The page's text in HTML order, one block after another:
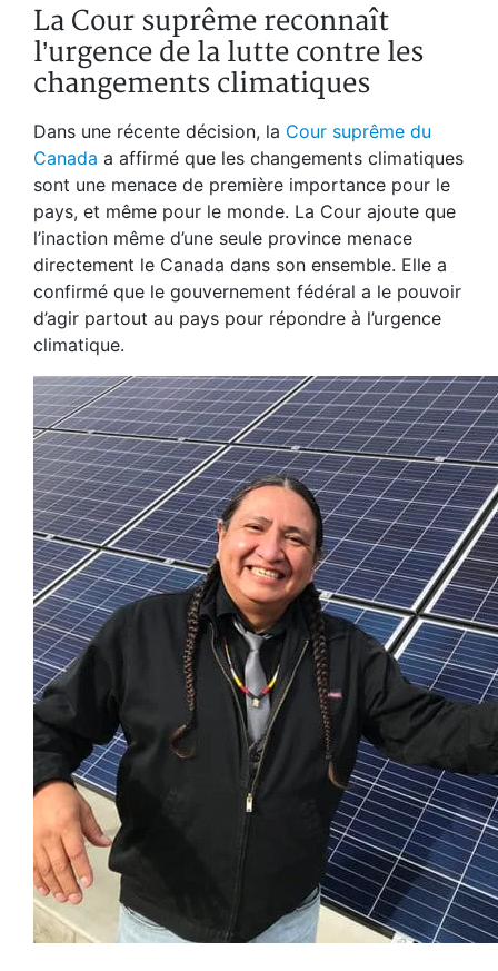
La Cour suprême reconnaît
l’urgence de la lutte contre les
changements climatiques
Dans une récente décision, la Cour suprême du
Canada a affirmé que les changements climatiques
sont une menace de première importance pour le
pays, et même pour le monde. La Cour ajoute que
l’inaction même d’une seule province menace
directement le Canada dans son ensemble. Elle a
confirmé que le gouvernement fédéral a le pouvoir
d’agir partout au pays pour répondre à l’urgence
climatique.